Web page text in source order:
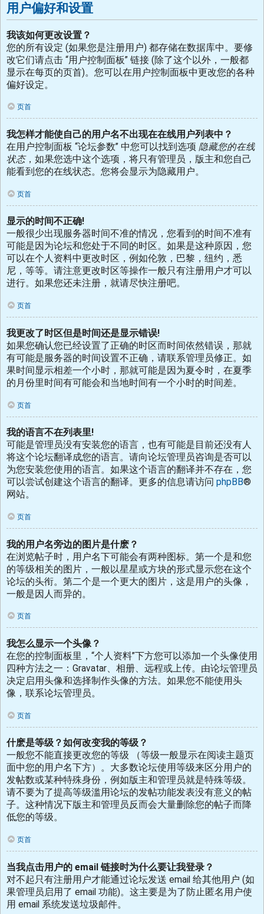
用户偏好和设置
我该如何更改设置？
您的所有设定 (如果您是注册用户) 都存储在数据库中。要修
改它们请点击 “用户控制面板” 链接 (除了这个以外，一般都
显示在每页的页首)。您可以在用户控制面板中更改您的各种
偏好设定。
页首
我怎样才能使自己的用户名不出现在在线用户列表中？
在用户控制面板 “论坛参数” 中您可以找到选项 隐藏您的在线
状态，如果您选中这个选项，将只有管理员，版主和您自己
能看到您的在线状态。您将会显示为隐藏用户。
页首
显示的时间不正确!
一般很少出现服务器时间不准的情况，您看到的时间不准有
可能是因为论坛和您处于不同的时区。如果是这种原因，您
可以在个人资料中更改时区，例如伦敦，巴黎，纽约，悉
尼，等等。请注意更改时区等操作一般只有注册用户才可以
进行。如果您还未注册，就请尽快注册吧。
页首
我更改了时区但是时间还是显示错误!
如果您确认您已经设置了正确的时区而时间依然错误，那就
有可能是服务器的时间设置不正确，请联系管理员修正。如
果时间显示相差一个小时，那就可能是因为夏令时，在夏季
的月份里时间有可能会和当地时间有一个小时的时间差。
页首
我的语言不在列表里!
可能是管理员没有安装您的语言，也有可能是目前还没有人
将这个论坛翻译成您的语言。请向论坛管理员咨询是否可以
为您安装您使用的语言。如果这个语言的翻译并不存在，您
可以尝试创建这个语言的翻译。更多的信息请访问 phpBB®
网站。
页首
我的用户名旁边的图片是什麽？
在浏览帖子时，用户名下可能会有两种图标。第一个是和您
的等级相关的图片，一般以星星或方块的形式显示您在这个
论坛的头衔。第二个是一个更大的图片，这是用户的头像，
一般是因人而异的。
页首
我怎么显示一个头像？
在您的控制面板里，“个人资料”下方您可以添加一个头像使用
四种方法之一：Gravatar、相册、远程或上传。由论坛管理员
决定启用头像和选择制作头像的方法。如果您不能使用头
像，联系论坛管理员。
页首
什麽是等级？如何改变我的等级？
一般您不能直接更改您的等级 （等级一般显示在阅读主题页
面中您的用户名下方）。大多数论坛使用等级来区分用户的
发帖数或某种特殊身份，例如版主和管理员就是特殊等级。
请不要为了提高等级滥用论坛的发帖功能发表没有意义的帖
子。这种情况下版主和管理员反而会大量删除您的帖子而降
低您的等级。
页首
当我点击用户的 email 链接时为什么要让我登录？
对不起只有注册用户才能通过论坛发送 email 给其他用户 (如
果管理员启用了 email 功能)。这主要是为了防止匿名用户使
用 email 系统发送垃圾邮件。